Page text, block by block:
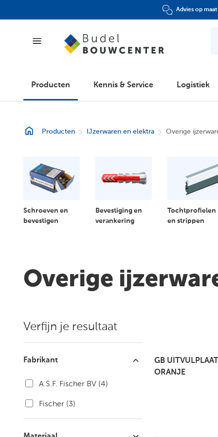
Advies op maat
Producten Kennis & Service Logistiek
Producten
Vestiging en
Producten IJzerwaren en elektra Overige
Schroeven en
bevestigen
Bevestiging en
verankering
Tochtprofielen
en strippen
Overige
Verfijn je resultaat
Fabrikant
A.S.F. Fischer BV (4)
Fischer (3)
GB
ORANJE